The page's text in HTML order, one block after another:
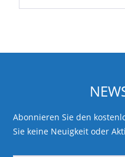
Abonnieren Sie den
Sie keine Neuigkeit oder